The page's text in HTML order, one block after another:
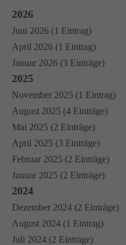
2026
Juni 2026 (1 Eintrag)
April 2026 (1 Eintrag)
Januar 2026 (3 Einträge)
2025
November 2025 (1 Eintrag)
August 2025 (4 Einträge)
Mai 2025 (2 Einträge)
April 2025 (3 Einträge)
Februar 2025 (2 Einträge)
Januar 2025 (2 Einträge)
2024
Dezember 2024 (2 Einträge)
August 2024 (1 Eintrag)
Juli 2024 (2 Einträge)